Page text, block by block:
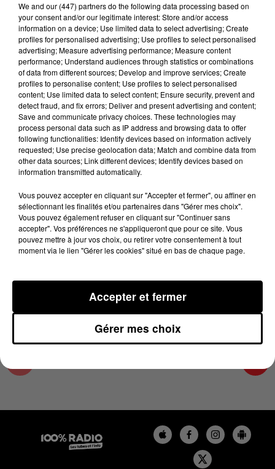
Lecture (1 min 14 sec)
100%
100% Radio l'agenda du sud Tarn
30 mai 2024 - 1 min 14 sec
L'AGENDA DU SUD TARN DU 30/05/2024 À
07H50
L'AGENDA DU SUD TARN
We and our (447) partnersdo the following data processing based on
your consent and/or our legitimate interest: Store and/or access
information on a device; Use limited data to select advertising; Create
profiles for personalised advertising; Use profiles to select personalised
advertising; Measure advertising performance; Measure content
performance; Understand audiences through statistics or combinations
of data from different sources; Develop and improve services; Create
profiles to personalise content; Use profiles to select personalised
content; Use limited data to select content; Ensure security, prevent and
detect fraud, and fix errors; Deliver and present advertising and content;
Save and communicate privacy choices. These technologies may
process personal data such as IP address and browsing data to offer
following functionalities: Identify devices based on information actively
requested; Use precise geolocation data; Match and combine data from
other data sources; Link different devices; Identify devices based on
information transmitted automatically.
Vous pouvez accepter en cliquant sur "Accepter et fermer", ou affiner en
sélectionnant les finalités et/ou partenaires dans "Gérer mes choix".
Vous pouvez également refuser en cliquant sur "Continuer sans
accepter". Vos préférences ne s'appliqueront que pour ce site. Vous
pouvez mettre à jour vos choix, ou retirer votre consentement à tout
moment via le lien "Gérer les cookies" situé en bas de chaque page.
Gérer mes choix
Accepter et fermer